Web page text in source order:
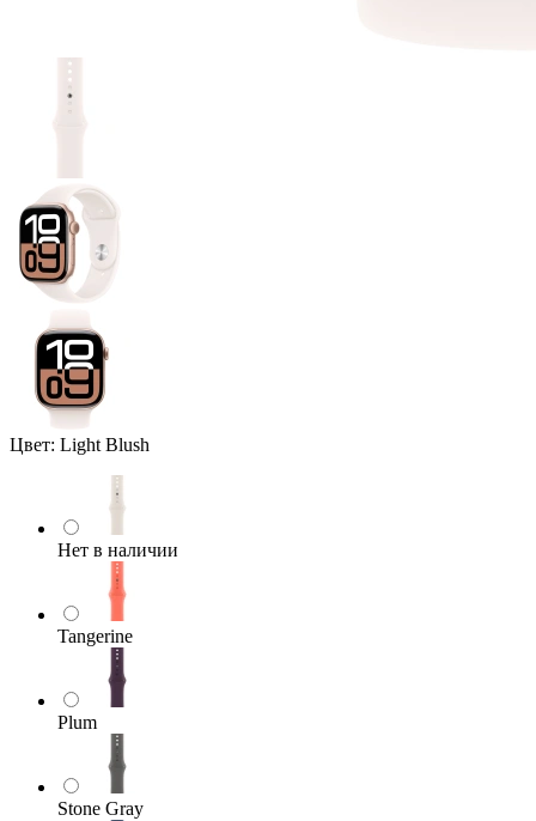
Цвет: Light Blush
Нет в наличии
Tangerine
Plum
Stone Gray